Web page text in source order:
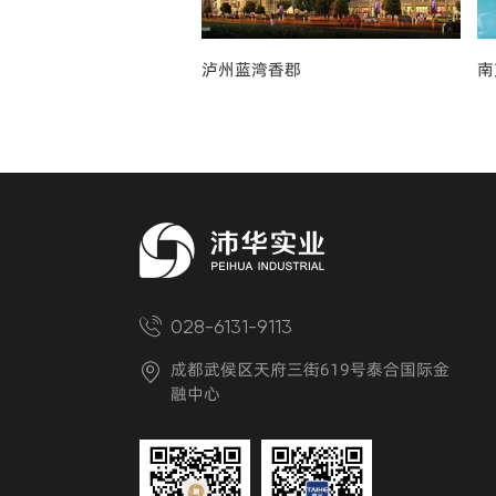
泸州蓝湾香郡
028-6131-9113
成都武侯区天府三街619号泰合国际金
融中心